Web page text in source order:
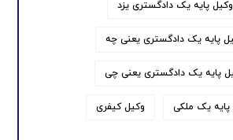
وکیل پایه یک دادگستری یزد
پایه یک دادگستری یعنی چه
پایه یک دادگستری یعنی چی
پایه یک ملکی وکیل کیفری